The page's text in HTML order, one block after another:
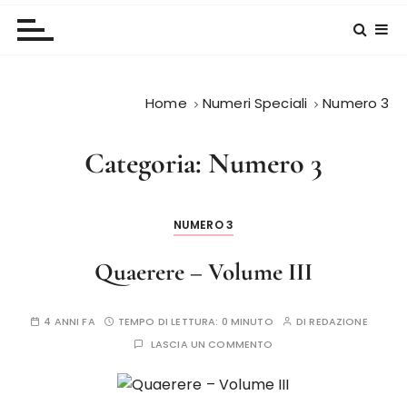
Home Numeri Speciali Numero 3
Categoria: Numero 3
NUMERO 3
Quaerere – Volume III
4 ANNI FA TEMPO DI LETTURA: 0 MINUTO DIREDAZIONE
LASCIA UN COMMENTO